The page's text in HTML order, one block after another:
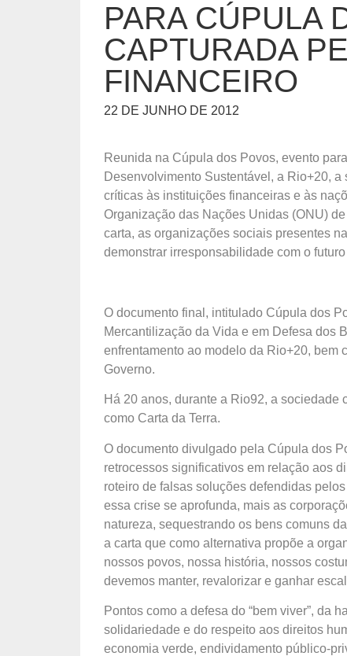
PARA CÚPULA
CAPTURADA
FINANCEIRO
22 DE JUNHO DE 2012
Reunida na Cúpula dos Povos, evento
Desenvolvimento Sustentável, a Rio+20,
críticas às instituições financeiras e às
Organização das Nações Unidas (ONU)
carta, as organizações sociais presentes
demonstrar irresponsabilidade com o
O documento final, intitulado Cúpula dos
Mercantilização da Vida e em Defesa dos
enfrentamento ao modelo da Rio+20, bem
Governo.
Há 20 anos, durante a Rio92, a
como Carta da Terra.
O documento divulgado pela Cúpula dos
retrocessos significativos em relação aos
roteiro de falsas soluções defendidas
essa crise se aprofunda, mais as
natureza, sequestrando os bens comuns
a carta que como alternativa propõe a
nossos povos, nossa história, nossos
devemos manter, revalorizar e ganhar
Pontos como a defesa do “bem viver”, da
solidariedade e do respeito aos direitos
economia verde, endividamento público-